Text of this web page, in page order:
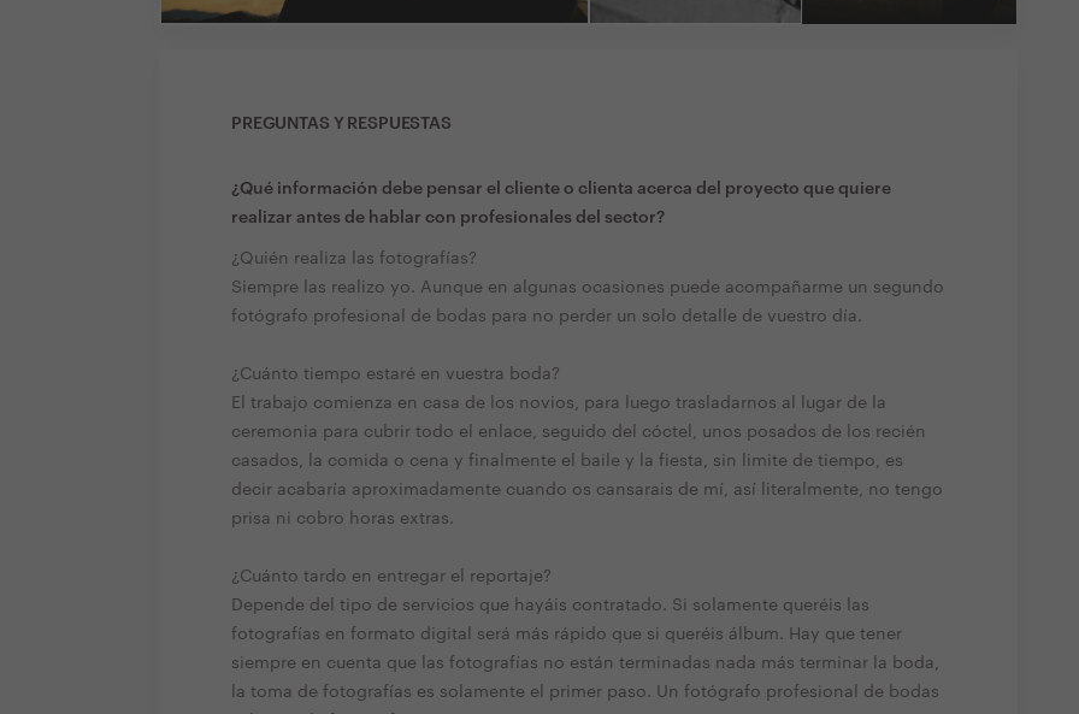
PREGUNTAS Y RESPUESTAS
¿Qué información debe pensar el cliente o clienta acerca del proyecto que quiere
realizar antes de hablar con profesionales del sector?
¿Quién realiza las fotografías?
Siempre las realizo yo. Aunque en algunas ocasiones puede acompañarme un segundo
fotógrafo profesional de bodas para no perder un solo detalle de vuestro día.
¿Cuánto tiempo estaré en vuestra boda?
El trabajo comienza en casa de los novios, para luego trasladarnos al lugar de la
ceremonia para cubrir todo el enlace, seguido del cóctel, unos posados de los recién
casados, la comida o cena y finalmente el baile y la fiesta, sin limite de tiempo, es
decir acabaría aproximadamente cuando os cansarais de mí, así literalmente, no tengo
prisa ni cobro horas extras.
¿Cuánto tardo en entregar el reportaje?
Depende del tipo de servicios que hayáis contratado. Si solamente queréis las
fotografías en formato digital será más rápido que si queréis álbum. Hay que tener
siempre en cuenta que las fotografías no están terminadas nada más terminar la boda,
la toma de fotografías es solamente el primer paso. Un fotógrafo profesional de bodas